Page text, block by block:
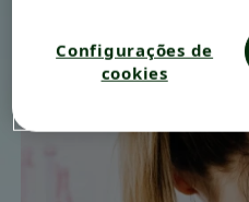
Configurações de
cookies